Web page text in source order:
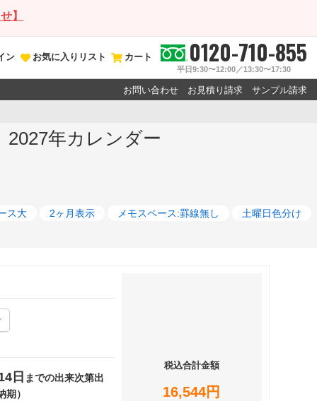
】
ン お気に入りリスト カート 0120-710-855
平日9:30〜12:00／13:30〜17:30
お問い合わせ お見積り請求 サンプル請求
年カレンダー
ス大 2ヶ月表示 メモスペース:罫線無し 土曜日色分け
日 までの出来次第出
）
税込合計金額
16,544円